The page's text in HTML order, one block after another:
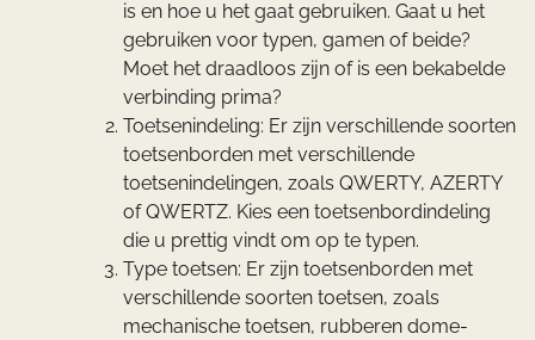
is en hoe u het gaat gebruiken. Gaat u het
gebruiken voor typen, gamen of beide?
Moet het draadloos zijn of is een bekabelde
verbinding prima?
Toetsenindeling: Er zijn verschillende soorten
toetsenborden met verschillende
toetsenindelingen, zoals QWERTY, AZERTY
of QWERTZ. Kies een toetsenbordindeling
die u prettig vindt om op te typen.
Type toetsen: Er zijn toetsenborden met
verschillende soorten toetsen, zoals
mechanische toetsen, rubberen dome-